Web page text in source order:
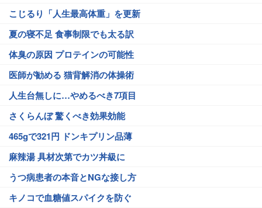
こじるり「人生最高体重」を更新
夏の寝不足 食事制限でも太る訳
体臭の原因 プロテインの可能性
医師が勧める 猫背解消の体操術
人生台無しに…やめるべき7項目
さくらんぼ 驚くべき効果効能
465gで321円 ドンキプリン品薄
麻辣湯 具材次第でカツ丼級に
うつ病患者の本音とNGな接し方
キノコで血糖値スパイクを防ぐ